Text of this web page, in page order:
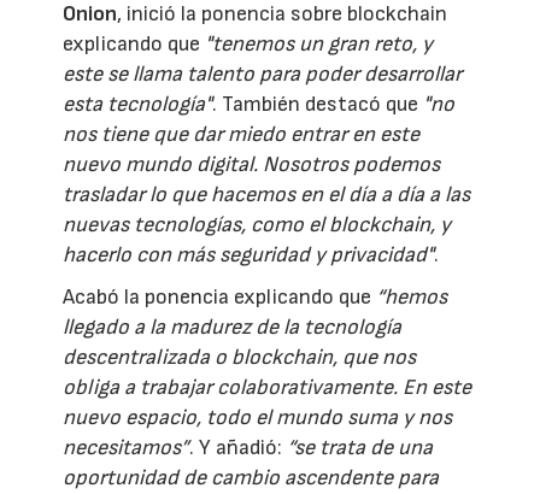
Onion, inició la ponencia sobre blockchain
explicando que "tenemos un gran reto, y
este se llama talento para poder desarrollar
esta tecnología". También destacó que "no
nos tiene que dar miedo entrar en este
nuevo mundo digital. Nosotros podemos
trasladar lo que hacemos en el día a día a las
nuevas tecnologías, como el blockchain, y
hacerlo con más seguridad y privacidad".
Acabó la ponencia explicando que “hemos
llegado a la madurez de la tecnología
descentralizada o blockchain, que nos
obliga a trabajar colaborativamente. En este
nuevo espacio, todo el mundo suma y nos
necesitamos”. Y añadió: “se trata de una
oportunidad de cambio ascendente para